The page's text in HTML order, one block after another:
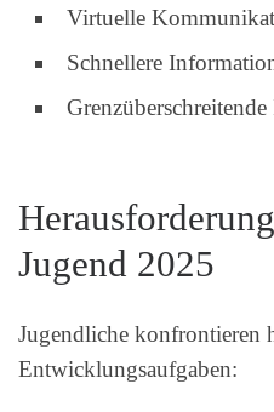
Virtuelle
Schnellere
Jugend 2025
Jugendliche konfrontieren
Entwicklungsaufgaben: